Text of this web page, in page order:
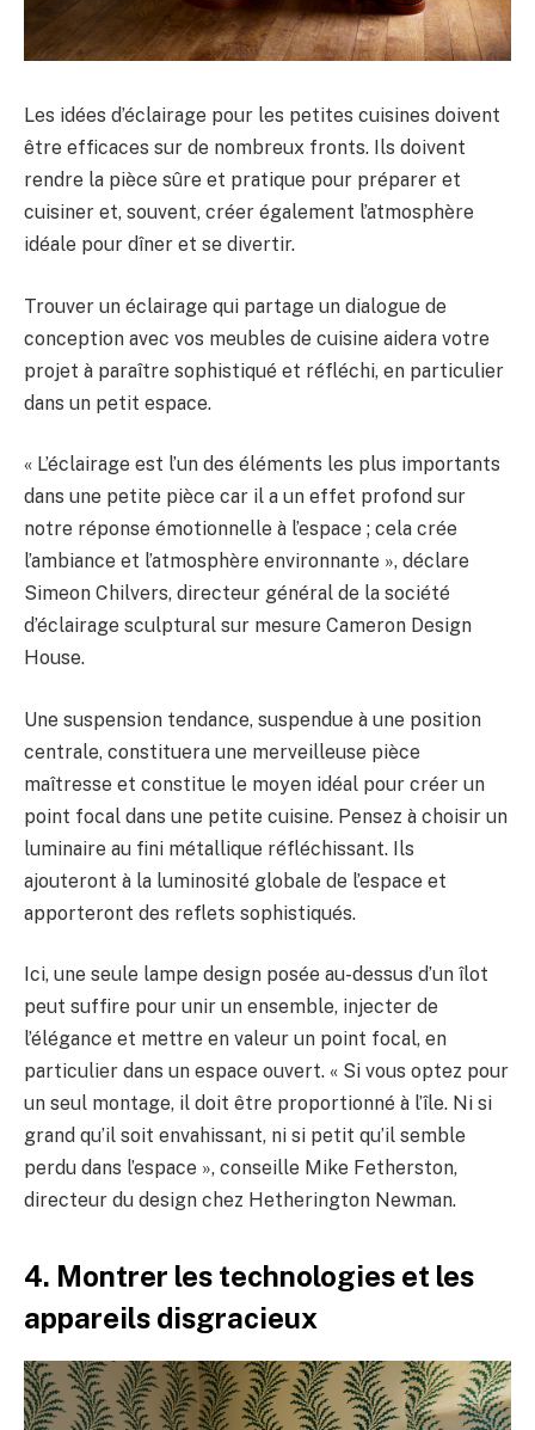
Les idées d’éclairage pour les petites cuisines doivent
être efficaces sur de nombreux fronts. Ils doivent
rendre la pièce sûre et pratique pour préparer et
cuisiner et, souvent, créer également l’atmosphère
idéale pour dîner et se divertir.
Trouver un éclairage qui partage un dialogue de
conception avec vos meubles de cuisine aidera votre
projet à paraître sophistiqué et réfléchi, en particulier
dans un petit espace.
« L’éclairage est l’un des éléments les plus importants
dans une petite pièce car il a un effet profond sur
notre réponse émotionnelle à l’espace ; cela crée
l’ambiance et l’atmosphère environnante », déclare
Simeon Chilvers, directeur général de la société
d’éclairage sculptural sur mesure Cameron Design
House.
Une suspension tendance, suspendue à une position
centrale, constituera une merveilleuse pièce
maîtresse et constitue le moyen idéal pour créer un
point focal dans une petite cuisine. Pensez à choisir un
luminaire au fini métallique réfléchissant. Ils
ajouteront à la luminosité globale de l’espace et
apporteront des reflets sophistiqués.
Ici, une seule lampe design posée au-dessus d’un îlot
peut suffire pour unir un ensemble, injecter de
l’élégance et mettre en valeur un point focal, en
particulier dans un espace ouvert. « Si vous optez pour
un seul montage, il doit être proportionné à l’île. Ni si
grand qu’il soit envahissant, ni si petit qu’il semble
perdu dans l’espace », conseille Mike Fetherston,
directeur du design chez Hetherington Newman.
4. Montrer les technologies et les
appareils disgracieux